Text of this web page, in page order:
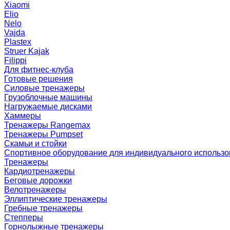
Xiaomi
Elio
Nelo
Vajda
Plastex
Struer Kajak
Filippi
Для фитнес-клуба
Готовые решения
Силовые тренажеры
Грузоблочные машины
Нагружаемые дисками
Хаммеры
Тренажеры Rangemax
Тренажеры Pumpset
Скамьи и стойки
Спортивное оборудование для индивидуального
Тренажеры
Кардиотренажеры
Беговые дорожки
Велотренажеры
Эллиптические тренажеры
Гребные тренажеры
Степперы
Горнолыжные тренажеры